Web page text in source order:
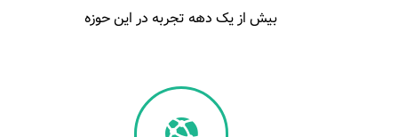
بیش از یک دهه تجربه در این حوزه